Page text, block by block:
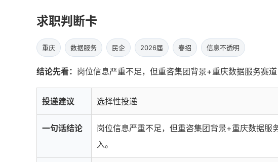
求职判断卡
重庆 数据服务 民企 2026届 春招 信息不透明
结论先看： 岗位信息严重不足，但重咨集团背景+重庆数据服务赛
投递建议 选择性投递
一句话结论
岗位信息严重不足，但重咨集团背景+重庆数据
入。